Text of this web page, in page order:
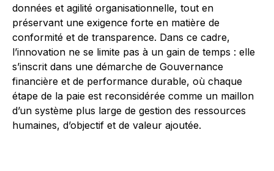
données et agilité organisationnelle, tout en
préservant une exigence forte en matière de
conformité et de transparence. Dans ce cadre,
l’innovation ne se limite pas à un gain de temps : elle
s’inscrit dans une démarche de Gouvernance
financière et de performance durable, où chaque
étape de la paie est reconsidérée comme un maillon
d’un système plus large de gestion des ressources
humaines, d’objectif et de valeur ajoutée.